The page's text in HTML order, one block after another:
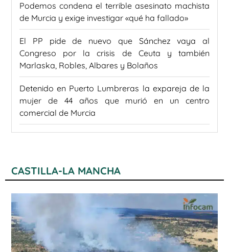
Podemos condena el terrible asesinato machista
de Murcia y exige investigar «qué ha fallado»
El PP pide de nuevo que Sánchez vaya al
Congreso por la crisis de Ceuta y también
Marlaska, Robles, Albares y Bolaños
Detenido en Puerto Lumbreras la expareja de la
mujer de 44 años que murió en un centro
comercial de Murcia
CASTILLA-LA MANCHA